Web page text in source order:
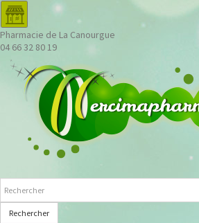
Pharmacie de La Canourgue
04 66 32 80 19
Rechercher